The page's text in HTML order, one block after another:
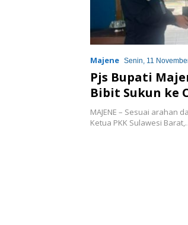
Majene Senin, 11
Pjs Bupati
Bibit Sukun ke
MAJENE – Sesuai arahan
Ketua PKK Sulawesi